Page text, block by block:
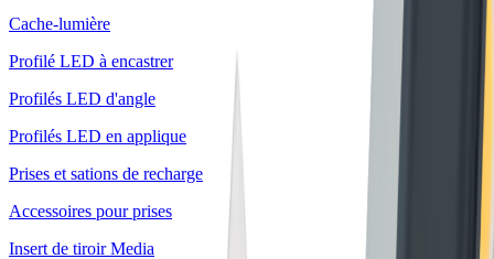
Cache-lumière
Profilé LED à encastrer
Profilés LED d'angle
Profilés LED en applique
Prises et sations de recharge
Accessoires pour prises
Insert de tiroir Media